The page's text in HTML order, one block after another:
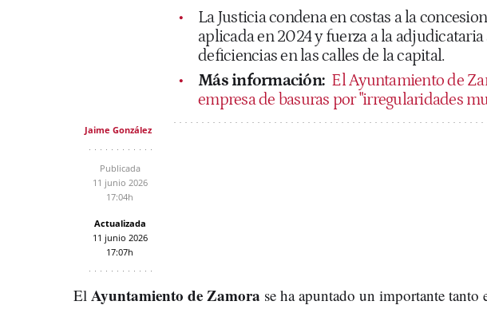
La Justicia condena en costas a la
aplicada en 2024 y fuerza a la
deficiencias en las calles de la capital.
Más información: El Ayuntamiento de
empresa de basuras por "irregularidades
Jaime González
Publicada
11 junio 2026
17:04h
Actualizada
11 junio 2026
17:07h
El Ayuntamiento de Zamora se ha apuntado un importante tanto